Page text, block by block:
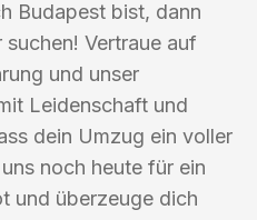
Budapest bist, dann
Vertraue auf
und unser
Leidenschaft und
dein Umzug ein voller
noch heute für ein
und überzeuge dich